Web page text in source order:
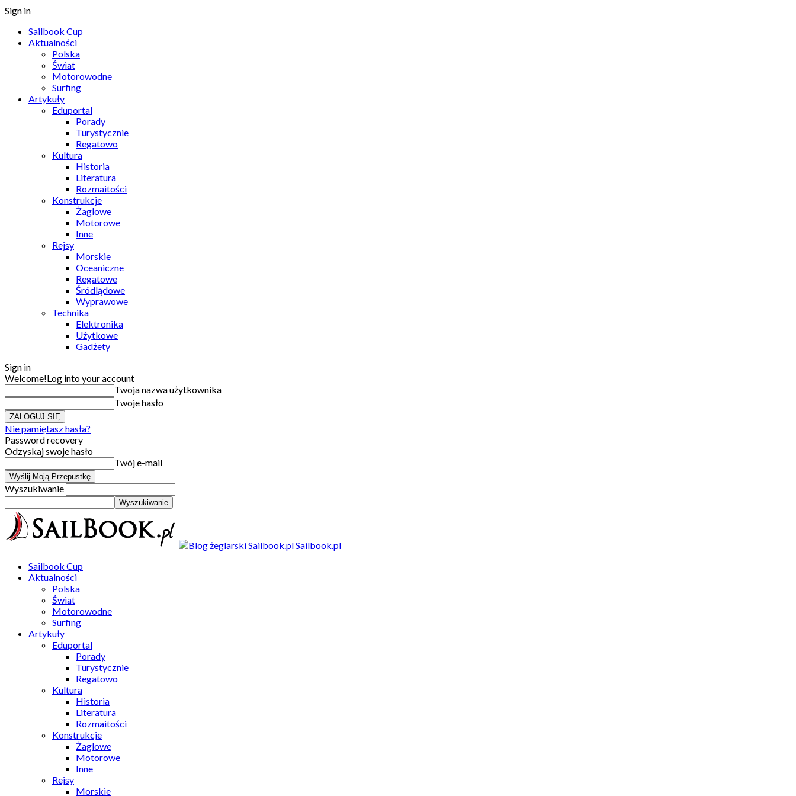
Sign in
Sailbook Cup
Aktualności
Polska
Świat
Motorowodne
Surfing
Artykuły
Eduportal
Porady
Turystycznie
Regatowo
Kultura
Historia
Literatura
Rozmaitości
Konstrukcje
Żaglowe
Motorowe
Inne
Rejsy
Morskie
Oceaniczne
Regatowe
Śródlądowe
Wyprawowe
Technika
Elektronika
Użytkowe
Gadżety
Sign in
Welcome!Log into your account
Twoja nazwa użytkownika
Twoje hasło
Nie pamiętasz hasła?
Password recovery
Odzyskaj swoje hasło
Twój e-mail
Wyszukiwanie
Sailbook.pl
Sailbook Cup
Aktualności
Polska
Świat
Motorowodne
Surfing
Artykuły
Eduportal
Porady
Turystycznie
Regatowo
Kultura
Historia
Literatura
Rozmaitości
Konstrukcje
Żaglowe
Motorowe
Inne
Rejsy
Morskie